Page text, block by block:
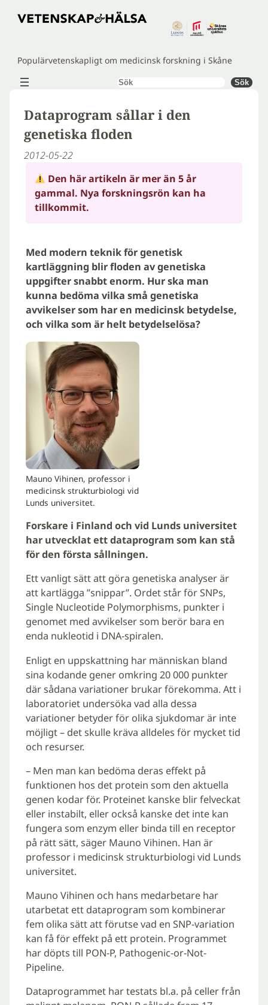
Hoppa
Populärvetenskapligt om medicinsk forskning i Skåne
Sök Sök
Dataprogram sållar i den
genetiska floden
2012-05-22
Den här artikeln är mer än 5 år
gammal. Nya forskningsrön kan ha
tillkommit.
Med modern teknik för genetisk
kartläggning blir floden av genetiska
uppgifter snabbt enorm. Hur ska man
kunna bedöma vilka små genetiska
avvikelser som har en medicinsk betydelse,
och vilka som är helt betydelselösa?
Mauno Vihinen, professor i
medicinsk strukturbiologi vid
Lunds universitet.
Forskare i Finland och vid Lunds universitet
har utvecklat ett dataprogram som kan stå
för den första sållningen.
Ett vanligt sätt att göra genetiska analyser är
att kartlägga ”snippar”. Ordet står för SNPs,
Single Nucleotide Polymorphisms, punkter i
genomet med avvikelser som berör bara en
enda nukleotid i DNA-spiralen.
Enligt en uppskattning har människan bland
sina kodande gener omkring 20 000 punkter
där sådana variationer brukar förekomma. Att i
laboratoriet undersöka vad alla dessa
variationer betyder för olika sjukdomar är inte
möjligt – det skulle kräva alldeles för mycket tid
och resurser.
– Men man kan bedöma deras effekt på
funktionen hos det protein som den aktuella
genen kodar för. Proteinet kanske blir felveckat
eller instabilt, eller också kanske det inte kan
fungera som enzym eller binda till en receptor
på rätt sätt, säger Mauno Vihinen. Han är
professor i medicinsk strukturbiologi vid Lunds
universitet.
Mauno Vihinen och hans medarbetare har
utarbetat ett dataprogram som kombinerar
fem olika sätt att förutse vad en SNP-variation
kan få för effekt på ett protein. Programmet
har döpts till PON-P, Pathogenic-or-Not-
Pipeline.
Dataprogrammet har testats bl.a. på celler från